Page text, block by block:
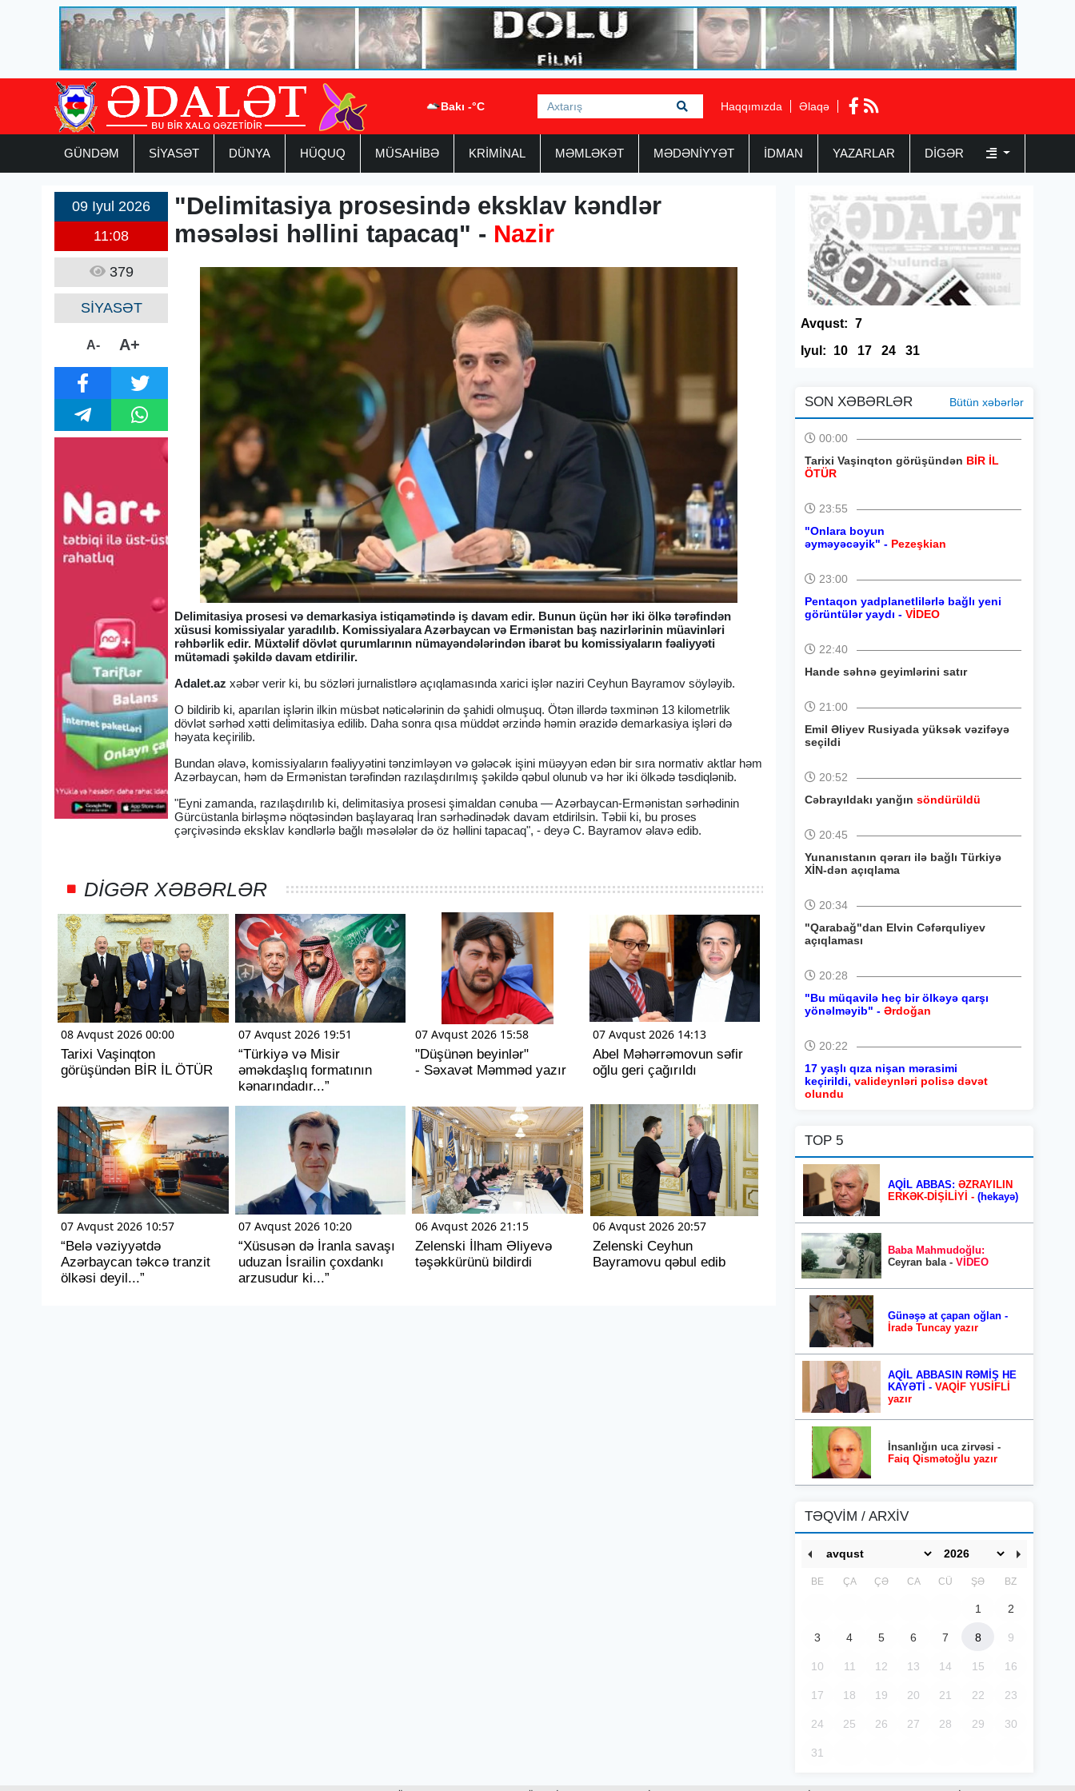
Bakı -°C Haqqımızda Əlaqə
GÜNDƏM SİYASƏT DÜNYA HÜQUQ MÜSAHİBƏ KRİMİNAL MƏMLƏKƏT MƏDƏNİYYƏT İDMAN YAZARLAR DIGƏR
09 Iyul 2026
11:08
379
SİYASƏT
A- A+
"Delimitasiya prosesində eksklav kəndlər
məsələsi həllini tapacaq" - Nazir
Delimitasiya prosesi və demarkasiya istiqamətində iş davam edir. Bunun üçün hər iki ölkə tərəfindən
xüsusi komissiyalar yaradılıb. Komissiyalara Azərbaycan və Ermənistan baş nazirlərinin müavinləri
rəhbərlik edir. Müxtəlif dövlət qurumlarının nümayəndələrindən ibarət bu komissiyaların fəaliyyəti
mütəmadi şəkildə davam etdirilir.
Adalet.azxəbər verir ki, bu sözləri jurnalistlərə açıqlamasında xarici işlər naziri Ceyhun Bayramov söyləyib.
O bildirib ki, aparılan işlərin ilkin müsbət nəticələrinin də şahidi olmuşuq. Ötən illərdə təxminən 13 kilometrlik
dövlət sərhəd xətti delimitasiya edilib. Daha sonra qısa müddət ərzində həmin ərazidə demarkasiya işləri də
həyata keçirilib.
Bundan əlavə, komissiyaların fəaliyyətini tənzimləyən və gələcək işini müəyyən edən bir sıra normativ aktlar həm
Azərbaycan, həm də Ermənistan tərəfindən razılaşdırılmış şəkildə qəbul olunub və hər iki ölkədə təsdiqlənib.
"Eyni zamanda, razılaşdırılıb ki, delimitasiya prosesi şimaldan cənuba — Azərbaycan-Ermənistan sərhədinin
Gürcüstanla birləşmə nöqtəsindən başlayaraq İran sərhədinədək davam etdirilsin. Təbii ki, bu proses
çərçivəsində eksklav kəndlərlə bağlı məsələlər də öz həllini tapacaq", - deyə C. Bayramov əlavə edib.
DIGƏR XƏBƏRLƏR
08 Avqust 2026 00:00
Tarixi Vaşinqton
görüşündən BİR İL ÖTÜR
07 Avqust 2026 19:51
“Türkiyə və Misir
əməkdaşlıq formatının
kənarındadır...”
07 Avqust 2026 15:58
"Düşünən beyinlər"
- Səxavət Məmməd yazır
07 Avqust 2026 14:13
Abel Məhərrəmovun səfir
oğlu geri çağırıldı
07 Avqust 2026 10:57
“Belə vəziyyətdə
Azərbaycan təkcə tranzit
ölkəsi deyil...”
07 Avqust 2026 10:20
“Xüsusən də İranla savaşı
uduzan İsrailin çoxdankı
arzusudur ki...”
06 Avqust 2026 21:15
Zelenski İlham Əliyevə
təşəkkürünü bildirdi
06 Avqust 2026 20:57
Zelenski Ceyhun
Bayramovu qəbul edib
Avqust: 7
Iyul:
10 17 24 31
SON XƏBƏRLƏR Bütün xəbərlər
00:00
Tarixi Vaşinqton görüşündən BİR İL
ÖTÜR
23:55
"Onlara boyun
əyməyəcəyik" - Pezeşkian
23:00
Pentaqon yadplanetlilərlə bağlı yeni
görüntülər yaydı - VİDEO
22:40
Hande səhnə geyimlərini satır
21:00
Emil Əliyev Rusiyada yüksək vəzifəyə
seçildi
20:52
Cəbrayıldakı yanğın söndürüldü
20:45
Yunanıstanın qərarı ilə bağlı Türkiyə
XİN-dən açıqlama
20:34
"Qarabağ"dan Elvin Cəfərquliyev
açıqlaması
20:28
"Bu müqavilə heç bir ölkəyə qarşı
yönəlməyib" - Ərdoğan
20:22
17 yaşlı qıza nişan mərasimi
keçirildi, valideynləri polisə dəvət
olundu
TOP 5
AQİL ABBAS: ƏZRAYILIN
ERKƏK-DİŞİLİYİ - (hekayə)
Baba Mahmudoğlu:
Ceyran bala - VİDEO
Günəşə at çapan oğlan -
İradə Tuncay yazır
AQİL ABBASIN RƏMİŞ HE
KAYƏTİ - VAQİF YUSİFLİ
yazır
İnsanlığın uca zirvəsi -
Faiq Qismətoğlu yazır
TƏQVİM / ARXİV
BE ÇA ÇƏ CA CÜ ŞƏ BZ
1 2
3 4 5 6 7 8 9
10 11 12 13 14 15 16
17 18 19 20 21 22 23
24 25 26 27 28 29 30
31